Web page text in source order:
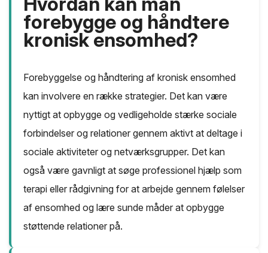
forebygge og håndtere
kronisk ensomhed?
Forebyggelse og håndtering af kronisk ensomhed
kan involvere en række strategier. Det kan være
nyttigt at opbygge og vedligeholde stærke sociale
forbindelser og relationer gennem aktivt at deltage i
sociale aktiviteter og netværksgrupper. Det kan
også være gavnligt at søge professionel hjælp som
terapi eller rådgivning for at arbejde gennem følelser
af ensomhed og lære sunde måder at opbygge
støttende relationer på.